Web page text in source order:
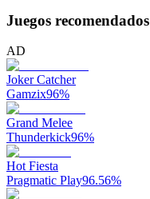
Juegos recomendados
AD
Joker Catcher
Gamzix96%
Grand Melee
Thunderkick96%
Hot Fiesta
Pragmatic Play96.56%